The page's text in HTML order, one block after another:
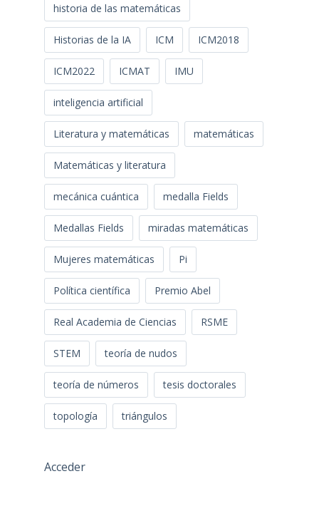
historia de las matemáticas
Historias de la IA ICM ICM2018
ICM2022 ICMAT IMU
inteligencia artificial
Literatura y matemáticas matemáticas
Matemáticas y literatura
mecánica cuántica medalla Fields
Medallas Fields miradas matemáticas
Mujeres matemáticas Pi
Política científica Premio Abel
Real Academia de Ciencias RSME
STEM teoría de nudos
teoría de números tesis doctorales
topología triángulos
Acceder